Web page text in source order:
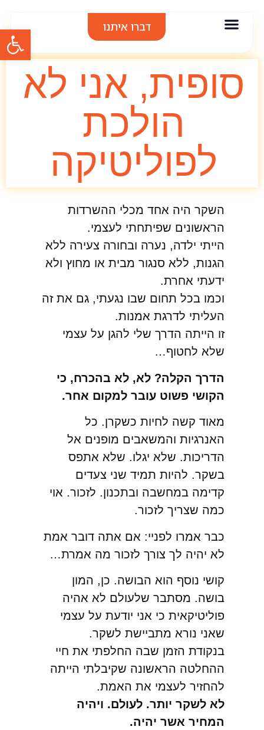
פתח דברו איתנו
סופית, אני לא
הולכת
לפוליטיקה
השקר היה אחד מכלי ההשרדות
הראשונים שפיתחתי לעצמי.
הייתי ילדה, נערה ובחורה צעירה ללא
הגנות, ללא סנגור מבית או מחוץ ולא
ידעתי אחרת.
וכמו בכל תחום שבו נגעתי, גם את זה
העליתי לדרגת אמנות.
זו הייתה הדרך שלי להגן על עצמי
שלא לחטוף…
הדרך הקלה? לא, לא בהכרח, כי
הקושי פשוט עובר למקום אחר.
מאוד קשה לחיות כשקרן. כל
האנרגיות והמשאבים מופנים אל
הדריכות. שלא יגלו. שלא אתפס
בשקר. להיות תמיד שני צעדים
קדימה במחשבה ובתכנון. לזכור. אוי
כמה שצריך לזכור.
כבר אמרו לפניי: אם אתה דובר אמת
לא יהיה לך צורך לזכור מה אמרת…
קושי נוסף הוא הבושה. כן, המון
בושה. מסתבר שלעולם לא אהיה
פוליטיקאית כי אני יודעת על עצמי
שאני נורא מתביישת לשקר.
בנקודת הזמן שבה החלפתי את חיי
ההחלטה הראשונה שקיבלתי הייתה
להחזיר לעצמי את האמת.
לא לשקר יותר. לעולם. ויהיה
המחיר אשר יהיה.